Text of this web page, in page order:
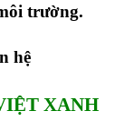
trường.
hệ
XANH